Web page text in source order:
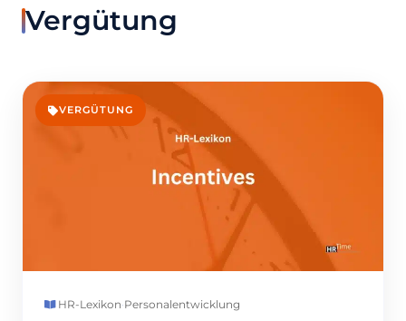
Vergütung
VERGÜTUNG
HR-Lexikon·Personalentwicklung